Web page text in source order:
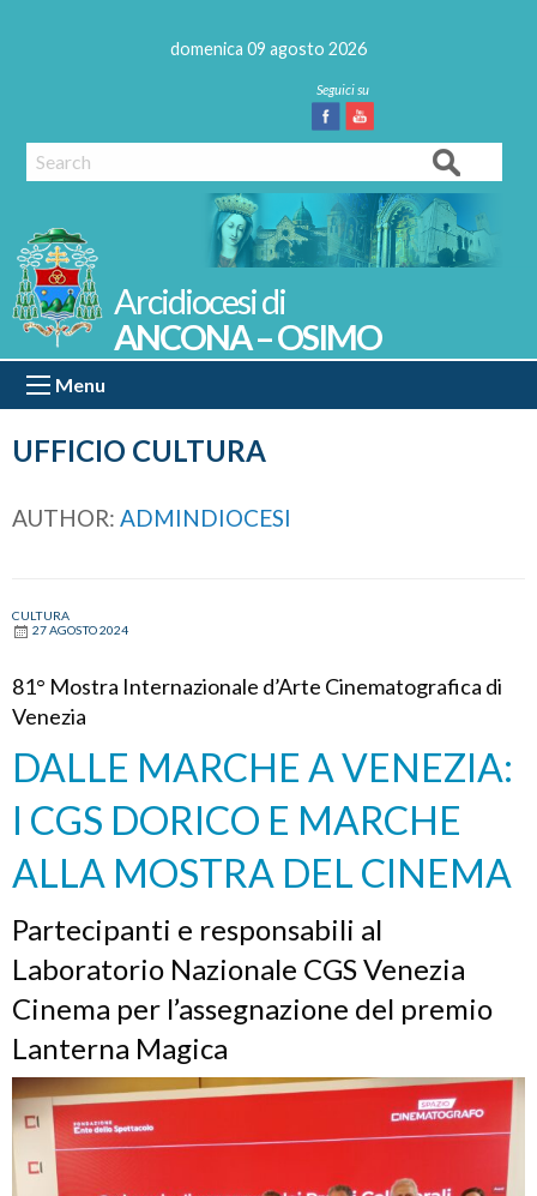
domenica 09 agosto 2026
Facebook
Youtube
Search
UFFICIO CULTURA
ANCONA – OSIMO
Menu
AUTHOR: ADMINDIOCESI
CULTURA
27 AGOSTO 2024
81° Mostra Internazionale d’Arte Cinematografica di
Venezia
DALLE MARCHE A VENEZIA:
I CGS DORICO E MARCHE
ALLA MOSTRA DEL CINEMA
Partecipanti e responsabili al
Laboratorio Nazionale CGS Venezia
Cinema per l’assegnazione del premio
Lanterna Magica